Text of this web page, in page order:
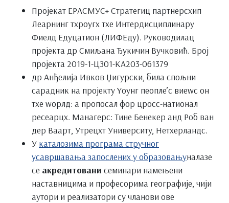
Пројекат ЕРАСМУС+ Стратегиц партнерсхип
Леарнинг тхроугх тхе Интердисциплинарy
Фиелд Едуцатион (ЛИФЕду). Руководилац
пројекта др Смиљана Ђукичин Вучковић. Број
пројекта 2019-1-ЦЗ01-КА203-061379
др Анђелија Ивков Џигурски, била спољни
сарадник на пројекту Yоунг пеопле’с виеwс он
тхе wорлд: а пропосал фор цросс-натионал
ресеарцх. Манагерс: Тине Бенекер анд Роб ван
дер Ваарт, Утрецхт Университy, Нетхерландс.
У каталозима програма стручног
усавршавања запослених у образовањуналазе
се акредитовани семинари намењени
наставницима и професорима географије, чији
аутори и реализатори су чланови ове